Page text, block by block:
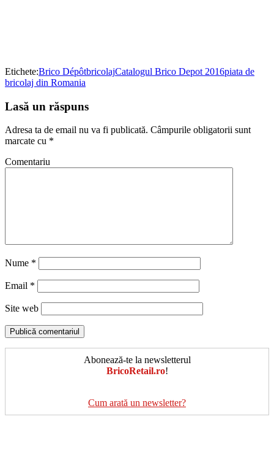
Etichete:Brico DépôtbricolajCatalogul Brico Depot 2016piata de
bricolaj din Romania
Lasă un răspuns
Adresa ta de email nu va fi publicată. Câmpurile obligatorii sunt
marcate cu *
Comentariu
Nume *
Email *
Site web
Abonează-te la newsletterul
BricoRetail.ro!
Cum arată un newsletter?